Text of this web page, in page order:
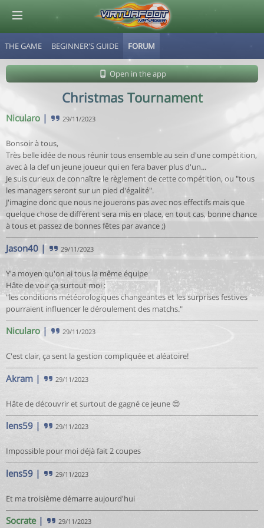
THE GAME BEGINNER'S GUIDE FORUM
Open in the app
Christmas Tournament
Nicularo | 29/11/2023
Bonsoir à tous,
Très belle idée de nous réunir tous ensemble au sein d'une compétition,
avec à la clef un jeune joueur qui en fera baver plus d'un...
Je suis curieux de connaître le règlement de cette compétition, ou "tous
les managers seront sur un pied d'égalité".
J'imagine donc que nous ne jouerons pas avec nos effectifs mais que
quelque chose de différent sera mis en place, en tout cas, bonne chance
à tous et passez de bonnes fêtes par avance ;)
Jason40 | 29/11/2023
Y'a moyen qu'on ai tous la même équipe
Hâte de voir ça surtout moi :
"les conditions météorologiques changeantes et les surprises festives
pourraient influencer le déroulement des matchs."
Nicularo | 29/11/2023
C'est clair, ça sent la gestion compliquée et aléatoire!
Akram | 29/11/2023
Hâte de découvrir et surtout de gagné ce jeune 😍
lens59 | 29/11/2023
Impossible pour moi déjà fait 2 coupes
lens59 | 29/11/2023
Et ma troisième démarre aujourd'hui
Socrate| 29/11/2023
© Virtuafoot Manager by Aymeric Le Corre 202608062026